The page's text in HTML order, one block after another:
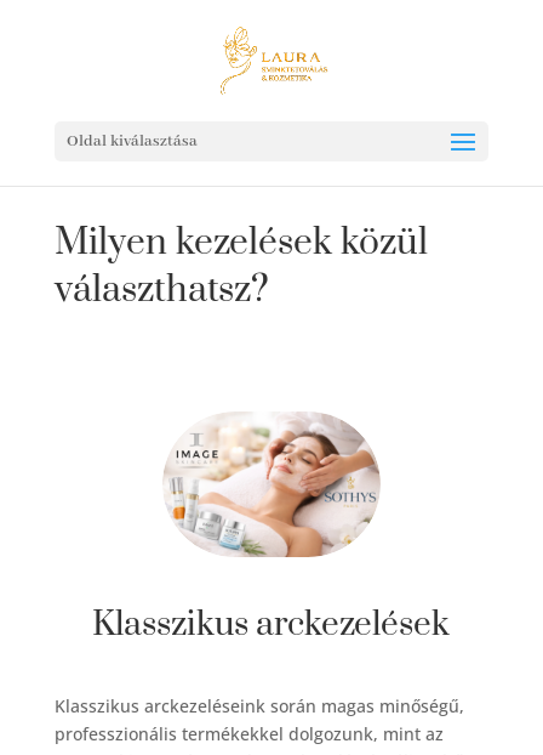
Oldal kiválasztása
Milyen kezelések közül
választhatsz?
Klasszikus arckezelések
Klasszikus arckezeléseink során magas minőségű,
professzionális termékekkel dolgozunk, mint az